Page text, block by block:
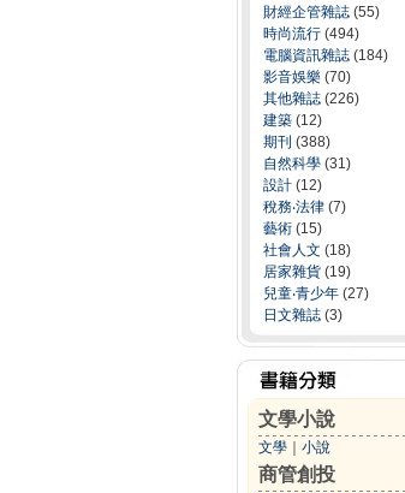
財經企管雜誌 (55)
時尚流行 (494)
電腦資訊雜誌 (184)
影音娛樂 (70)
其他雜誌 (226)
建築 (12)
期刊 (388)
自然科學 (31)
設計 (12)
稅務‧法律 (7)
藝術 (15)
社會人文 (18)
居家雜貨 (19)
兒童‧青少年 (27)
日文雜誌 (3)
文學小說
文學 小說
商管創投